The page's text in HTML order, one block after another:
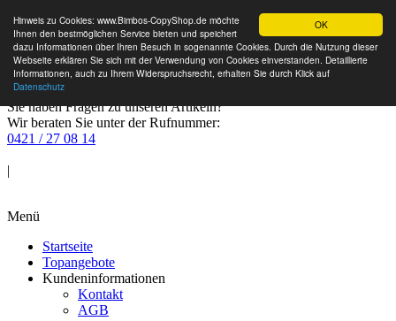
OK
Hinweis zu Cookies: www.Bimbos-CopyShop.de möchte
Ihnen den bestmöglichen Service bieten und speichert
dazu Informationen über Ihren Besuch in sogenannte Cookies. Durch die Nutzung dieser
Webseite erklären Sie sich mit der Verwendung von Cookies einverstanden. Detaillierte
Informationen, auch zu Ihrem Widerspruchsrecht, erhalten Sie durch Klick auf
Datenschutz
Sie haben Fragen zu unseren Artikeln?
Wir beraten Sie unter der Rufnummer:
0421 / 27 08 14
|
Menü
Startseite
Topangebote
Kundeninformationen
Kontakt
AGB